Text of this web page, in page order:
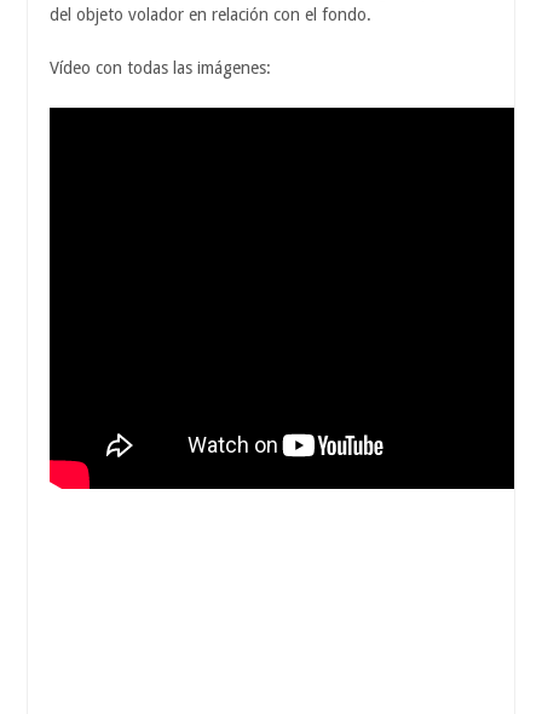
del objeto volador en relación con el fondo.
Vídeo con todas las imágenes: